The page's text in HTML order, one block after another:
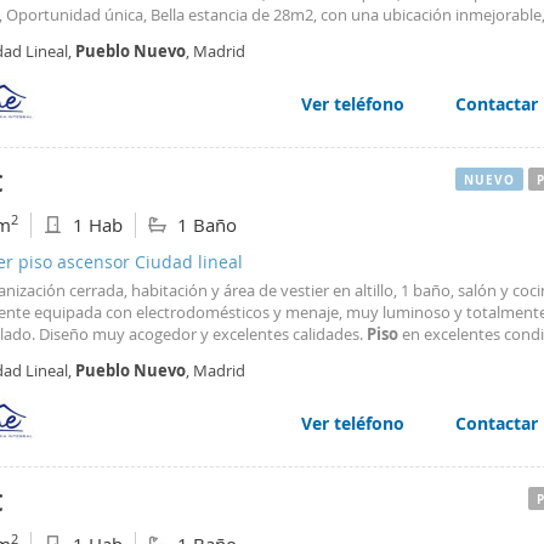
Oportunidad única, Bella estancia de 28m2, con una ubicación
lugares para compartir, así como una excelente comunicación. Esta bella
ambiente y muy luminosa, se entrega totalmente amueblada y
baño con plato de ducha, cocina americana con menaje. Diseño muy
calidades. El precio de la renta incluye AGUA Y WIFI; los gastos de
la propiedad. CONTRATO FLEXIBLE. Ideal para ti Contáctanos para más
Lineal, Pueblo Nuevo, Madrid
Ver teléfono Contactar
2 1 Hab 1 Baño
piso ascensor Ciudad lineal
cerrada, habitación y área de vestier en altillo, 1 baño, salón y
equipada con electrodomésticos y menaje, muy luminoso y
Diseño muy acogedor y excelentes calidades. Pisoen excelentes
para más información.
Lineal, Pueblo Nuevo, Madrid
Ver teléfono Contactar
NUEVO
2